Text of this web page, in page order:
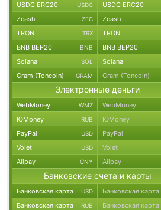
USDC ERC20 USDC USDC ERC20
Zcash ZEC Zcash
TRON TRX TRON
BNB BEP20 BNB BNB BEP20
Solana SOL Solana
Gram (Toncoin) GRAM Gram (Toncoin)
Электронные деньги
WebMoney WMZ WebMoney
ЮMoney RUB ЮMoney
PayPal USD PayPal
Volet USD Volet
Alipay CNY Alipay
Банковские счета и карты
Банковская карта USD Банковская карта
Банковская карта RUB Банковская карта